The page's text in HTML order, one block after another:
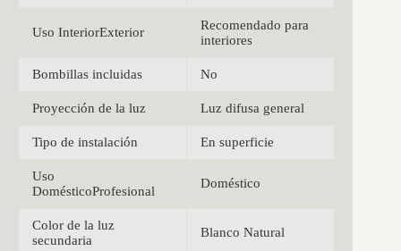
Uso InteriorExterior
Recomendado para
interiores
Bombillas incluidas No
Proyección de la luz Luz difusa general
Tipo de instalación En superficie
Uso
DomésticoProfesional
Doméstico
Color de la luz
secundaria
Blanco Natural